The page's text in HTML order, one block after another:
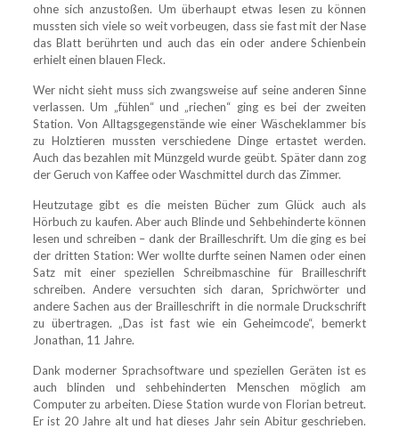
ohne sich anzustoßen. Um überhaupt etwas lesen zu können
mussten sich viele so weit vorbeugen, dass sie fast mit der Nase
das Blatt berührten und auch das ein oder andere Schienbein
erhielt einen blauen Fleck.
Wer nicht sieht muss sich zwangsweise auf seine anderen Sinne
verlassen. Um „fühlen“ und „riechen“ ging es bei der zweiten
Station. Von Alltagsgegenstände wie einer Wäscheklammer bis
zu Holztieren mussten verschiedene Dinge ertastet werden.
Auch das bezahlen mit Münzgeld wurde geübt. Später dann zog
der Geruch von Kaffee oder Waschmittel durch das Zimmer.
Heutzutage gibt es die meisten Bücher zum Glück auch als
Hörbuch zu kaufen. Aber auch Blinde und Sehbehinderte können
lesen und schreiben – dank der Brailleschrift. Um die ging es bei
der dritten Station: Wer wollte durfte seinen Namen oder einen
Satz mit einer speziellen Schreibmaschine für Brailleschrift
schreiben. Andere versuchten sich daran, Sprichwörter und
andere Sachen aus der Brailleschrift in die normale Druckschrift
zu übertragen. „Das ist fast wie ein Geheimcode“, bemerkt
Jonathan, 11 Jahre.
Dank moderner Sprachsoftware und speziellen Geräten ist es
auch blinden und sehbehinderten Menschen möglich am
Computer zu arbeiten. Diese Station wurde von Florian betreut.
Er ist 20 Jahre alt und hat dieses Jahr sein Abitur geschrieben.